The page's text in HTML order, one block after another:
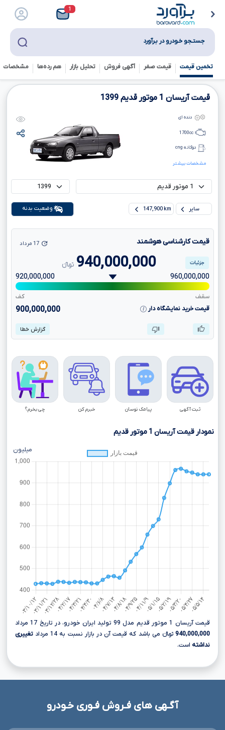
1
جستـجو خـودرو در بـرآورد
تخمین قیمت قیمت صفر آگهی فروش تحلیل بازار هم رده‌ها‌ مشخصات
قیمت آریسان 1 موتور قدیم 1399
مشخصات بیشتر
دنده ای
1700cc
دوگانه cng
سایر 147,900 km وضعیت بدنه
قیمت کارشناسی هوشمند
940,000,000 تومانءءء
17 مرداد
جزئیات
960,000,000
920,000,000
سقف
کف
قیمت خرید نمایشگاه دار
900,000,000
گزارش خطا
ثبت آگهی پیامک نوسان خبرم کن چی بخرم؟
نمودار قیمت آریسان 1 موتور قدیم
میلیون
قیمت آریسان 1 موتور قدیم مدل 99 تولید ایران خودرو، در تاریخ 17 مرداد
940,000,000 تومانءءء می باشد که قیمت آن در بازار نسبت به 14 مرداد
تغییری
نداشته است.
آگـهی های فـروش فـوری خـودرو